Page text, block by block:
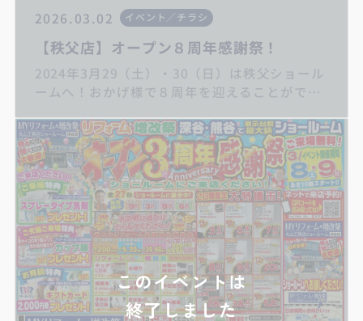
2026.03.02 イベント／チラシ
【秩父店】オープン８周年感謝祭！
2024年3月29（土）・30（日）は秩父ショール
ームへ！おかげ様で８周年を迎えることができ
すぐ過去最大級の補助金制度がスタートしま
す。ご相談受付中ですので是非この機会にご来
場ください！ いつもありがとうございま
す。埼玉県秩父/深谷地域のリフォーム・増改
築・リノベーションは丸山工務店へお任せくだ
さい！
このイベントは
終了しました